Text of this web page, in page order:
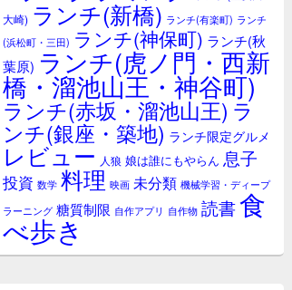
大崎) ランチ(新橋) ランチ(有楽町) ランチ
(浜松町・三田) ランチ(神保町) ランチ(秋
葉原) ランチ(虎ノ門・西新
橋・溜池山王・神谷町)
ランチ(赤坂・溜池山王) ラ
ンチ(銀座・築地) ランチ限定グルメ
レビュー 人狼 娘は誰にもやらん 息子
投資 数学 料理 映画 未分類 機械学習・ディープ
ラーニング 糖質制限 自作アプリ 自作物 読書食
べ歩き